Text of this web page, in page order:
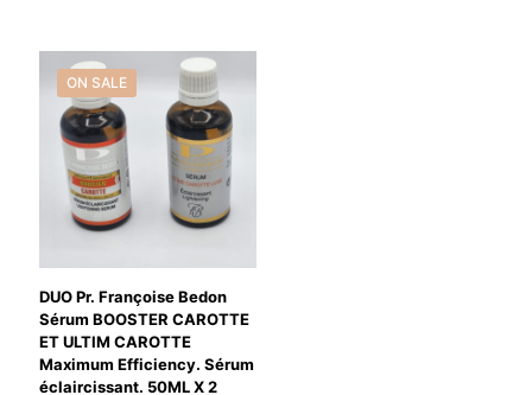
ON SALE
DUO Pr. Françoise Bedon
Sérum BOOSTER CAROTTE
ET ULTIM CAROTTE
Maximum Efficiency. Sérum
éclaircissant. 50ML X 2